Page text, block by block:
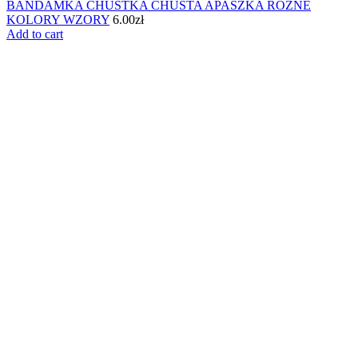
BANDAMKA CHUSTKA CHUSTA APASZKA RÓŻNE
KOLORY WZORY 6.00zł
Add to cart